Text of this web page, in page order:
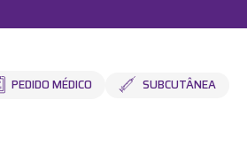
PEDIDO MÉDICO SUBCUTÂNEA